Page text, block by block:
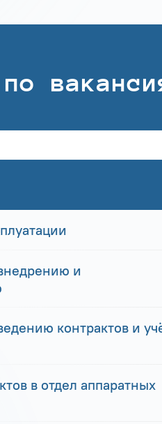
и
контрактов и
в отдел аппаратных